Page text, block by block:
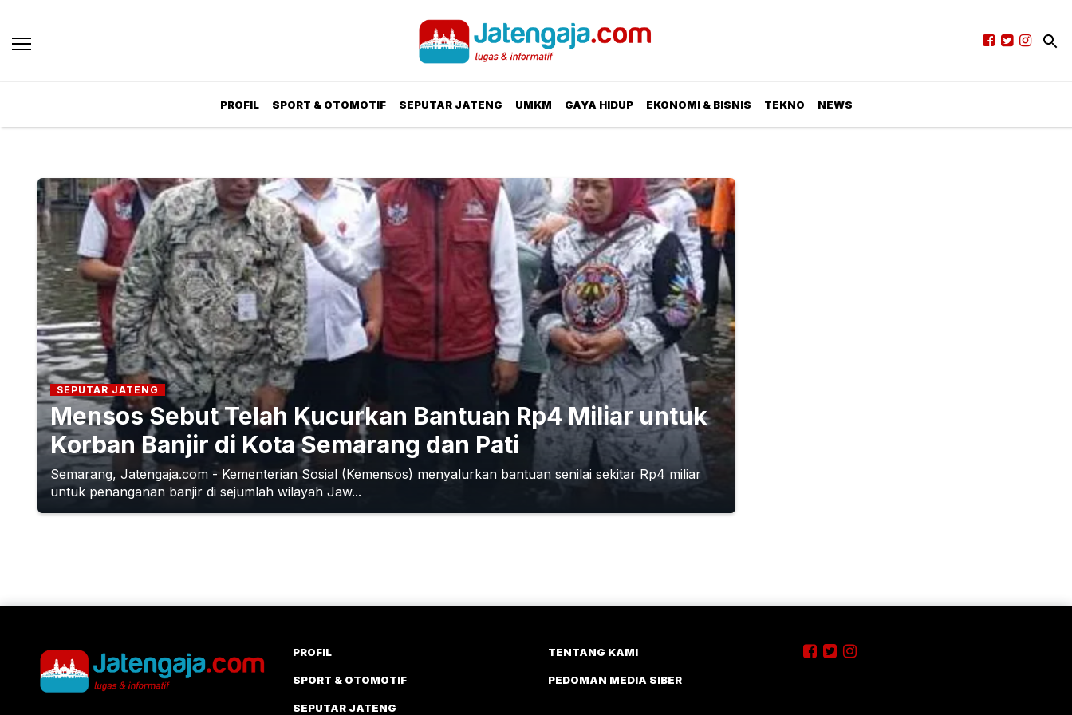
PROFIL SPORT & OTOMOTIF SEPUTAR JATENG UMKM GAYA HIDUP EKONOMI & BISNIS TEKNO NEWS
SEPUTAR JATENG
Mensos Sebut Telah Kucurkan Bantuan Rp4 Miliar untuk
Korban Banjir di Kota Semarang dan Pati
Semarang, Jatengaja.com - Kementerian Sosial (Kemensos) menyalurkan bantuan senilai sekitar Rp4 miliar
untuk penanganan banjir di sejumlah wilayah Jaw...
PROFIL
SPORT & OTOMOTIF
SEPUTAR JATENG
TENTANG KAMI
PEDOMAN MEDIA SIBER